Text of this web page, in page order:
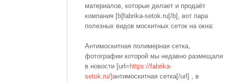
материалов, которые делает и продаёт
компания [b]fabrika-setok.ru[/b], вот пара
полезных видов москитных сеток на окна:
Антимоскитная полимерная сетка,
фотографии которой мы недавно размещали
в новости [url= https://fabrika-
setok.ru/]антимоскитная сетка[/url] , в